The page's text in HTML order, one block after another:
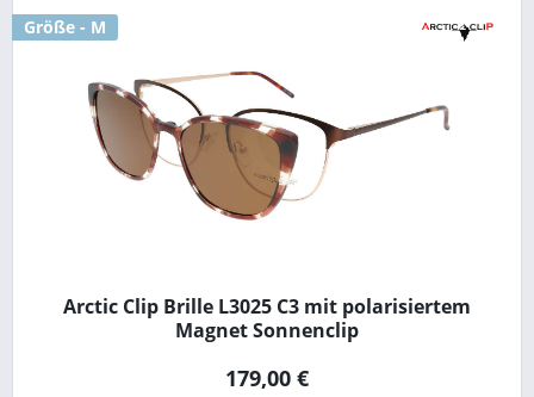
Größe - M
Arctic Clip Brille L3025 C3 mit polarisiertem
Magnet Sonnenclip
179,00 €